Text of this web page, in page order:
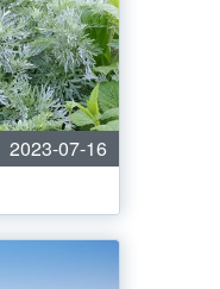
2023-07-16